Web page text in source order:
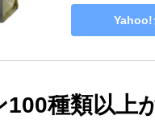
Yahoo!
100種類以上